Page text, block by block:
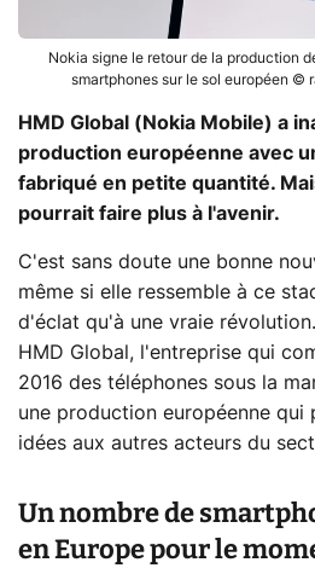
Nokia signe le retour de la production
smartphones sur le sol européen ©
HMD Global (Nokia Mobile) a
production européenne avec
fabriqué en petite quantité.
pourrait faire plus à l'avenir.
C'est sans doute une bonne
même si elle ressemble à ce
d'éclat qu'à une vraie
HMD Global, l'entreprise qui
2016 des téléphones sous la
une production européenne qui
idées aux autres acteurs du
Un nombre de
en Europe pour le